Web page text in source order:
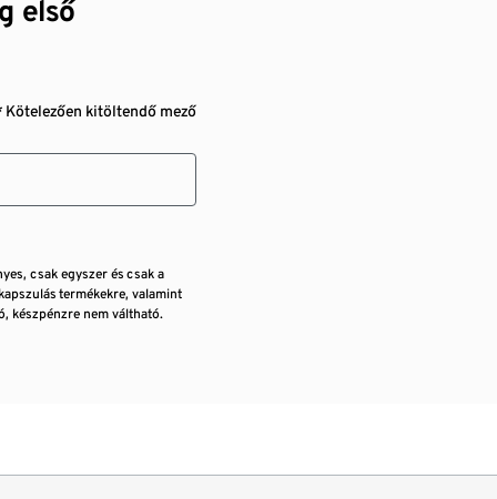
első
Kötelezően kitöltendő mező
csak egyszer és csak a
termékekre, valamint
készpénzre nem váltható.